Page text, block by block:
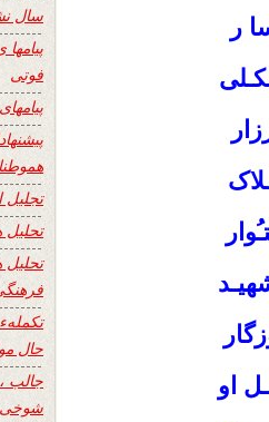
ر
او
سال
فوتی
تجلیل
حال
جالب
شوخی